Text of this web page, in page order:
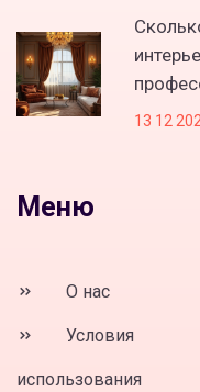
13 12
Меню
О нас
Условия
использования